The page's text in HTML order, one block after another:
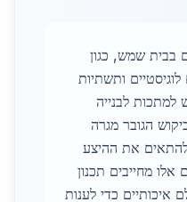
בבית שמש, כגון
ותשתיות
לבנייה
הגובר מגרה
את ההיצע
מחייבים תכנון
איכותיים כדי לענות